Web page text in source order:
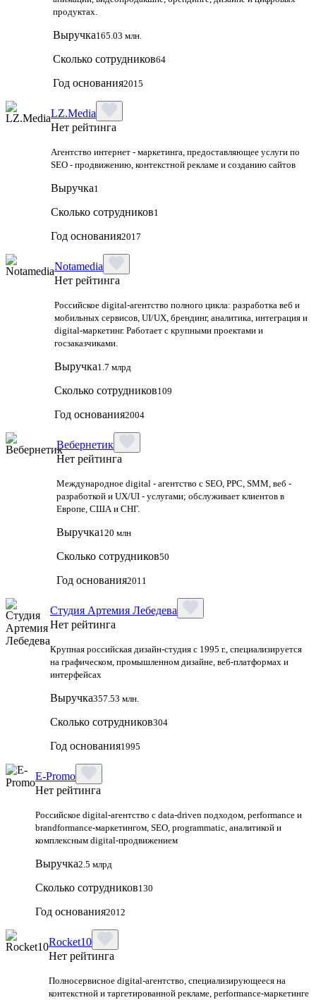
продуктах.
Выручка165.03 млн.
Сколько сотрудников64
Год основания2015
LZ.Media
Нет рейтинга
Агентство интернет - маркетинга, предоставляющее услуги по
SEO - продвижению, контекстной рекламе и созданию сайтов
Выручка1
Сколько сотрудников1
Год основания2017
Notamedia
Нет рейтинга
Российское digital-агентство полного цикла: разработка веб и
мобильных сервисов, UI/UX, брендинг, аналитика, интеграция и
digital-маркетинг. Работает с крупными проектами и
госзаказчиками.
Выручка1.7 млрд
Сколько сотрудников109
Год основания2004
Вебернетик
Нет рейтинга
Международное digital - агентство с SEO, PPC, SMM, веб -
разработкой и UX/UI - услугами; обслуживает клиентов в
Европе, США и СНГ.
Выручка120 млн
Сколько сотрудников50
Год основания2011
Студия Артемия Лебедева
Нет рейтинга
Крупная российская дизайн‑студия с 1995 г., специализируется
на графическом, промышленном дизайне, веб‑платформах и
интерфейсах
Выручка357.53 млн.
Сколько сотрудников304
Год основания1995
E-Promo
Нет рейтинга
Российское digital-агентство с data-driven подходом, performance и
brandformance-маркетингом, SEO, programmatic, аналитикой и
комплексным digital-продвижением
Выручка2.5 млрд
Сколько сотрудников130
Год основания2012
Rocket10
Нет рейтинга
Полносервисное digital-агентство, специализирующееся на
контекстной и таргетированной рекламе, performance-маркетинге